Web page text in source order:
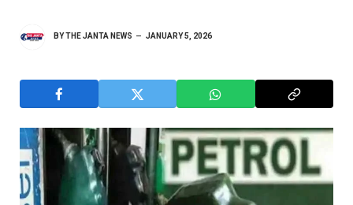
BYTHE JANTA NEWS JANUARY 5, 2026